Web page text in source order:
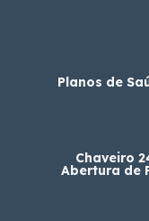
Planos de
Chaveiro
Abertura de